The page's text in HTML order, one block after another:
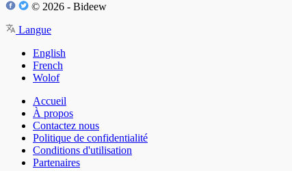
© 2026 - Bideew
Langue
English
French
Wolof
Accueil
À propos
Contactez nous
Politique de confidentialité
Conditions d'utilisation
Partenaires